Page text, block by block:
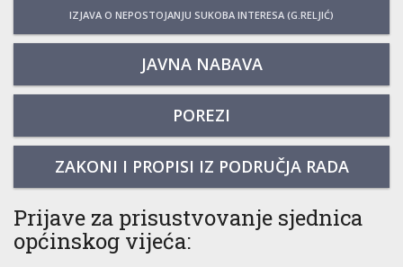
IZJAVA O NEPOSTOJANJU SUKOBA INTERESA (G.RELJIĆ)
JAVNA NABAVA
POREZI
ZAKONI I PROPISI IZ PODRUČJA RADA
Prijave za prisustvovanje sjednica
općinskog vijeća: